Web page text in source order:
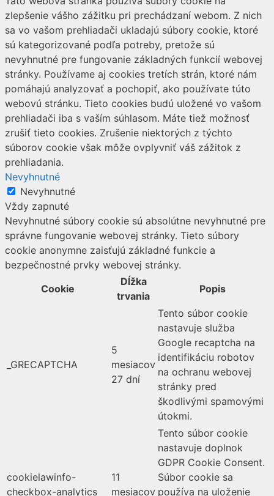
zlepšenie vášho zážitku pri prechádzaní webom. Z nich
sa vo vašom prehliadači ukladajú súbory cookie, ktoré
sú kategorizované podľa potreby, pretože sú
nevyhnutné pre fungovanie základných funkcií webovej
stránky. Používame aj cookies tretích strán, ktoré nám
pomáhajú analyzovať a pochopiť, ako používate túto
webovú stránku. Tieto cookies budú uložené vo vašom
prehliadači iba s vaším súhlasom. Máte tiež možnosť
zrušiť tieto cookies. Zrušenie niektorých z týchto
súborov cookie však môže ovplyvniť váš zážitok z
prehliadania.
Nevyhnutné
Nevyhnutné
Vždy zapnuté
Nevyhnutné súbory cookie sú absolútne nevyhnutné pre
správne fungovanie webovej stránky. Tieto súbory
cookie anonymne zaisťujú základné funkcie a
bezpečnostné prvky webovej stránky.
Cookie
Dĺžka
trvania
Popis
_GRECAPTCHA
5
mesiacov
27 dní
Tento súbor cookie
nastavuje služba
Google recaptcha na
identifikáciu robotov
na ochranu webovej
stránky pred
škodlivými spamovými
útokmi.
cookielawinfo-
checkbox-analytics
11
mesiacov
Tento súbor cookie
nastavuje doplnok
GDPR Cookie Consent.
Súbor cookie sa
používa na uloženie